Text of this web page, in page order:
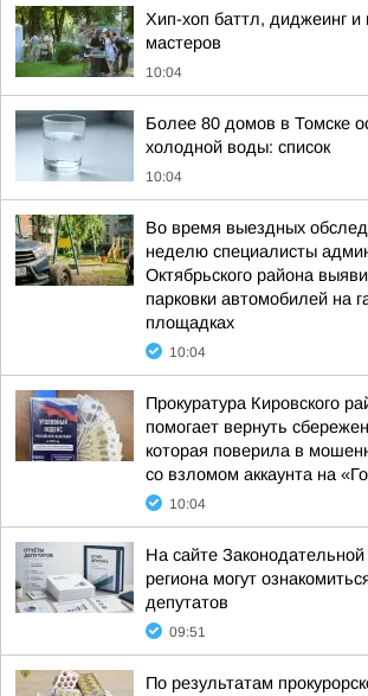
Хип-хоп баттл, диджеинг и
мастеров
10:04
Более 80 домов в Томске
холодной воды: список
10:04
Во время выездных
неделю специалисты
Октябрьского района
парковки автомобилей на
площадках
10:04
Прокуратура Кировского
помогает вернуть
которая поверила в
со взломом аккаунта на
10:04
На сайте
региона могут
депутатов
09:51
По результатам